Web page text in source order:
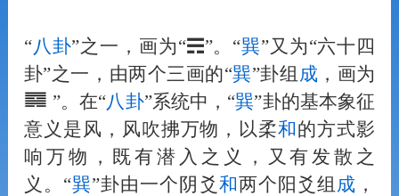
“八卦”之一，画为“☴”。“巽”又为“六十四
卦”之一，由两个三画的“巽”卦组 成 ，画为
”。在“八卦”系统中，“巽”卦的基本象征
意义是风，风吹拂万物，以柔和 的方式影
响万物，既有潜入之义，又有发散之
义。“巽”卦由一个阴爻 和 两个阳爻组 成 ，